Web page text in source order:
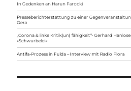
In Gedenken an Harun Farocki
Presseberichterstattung zu einer
Gera
„Corona & linke Kritik(un) fähigkeit“- Gerhard
»Schwurbelei«
Antifa-Prozess in Fulda – Interview mit Radio Flora